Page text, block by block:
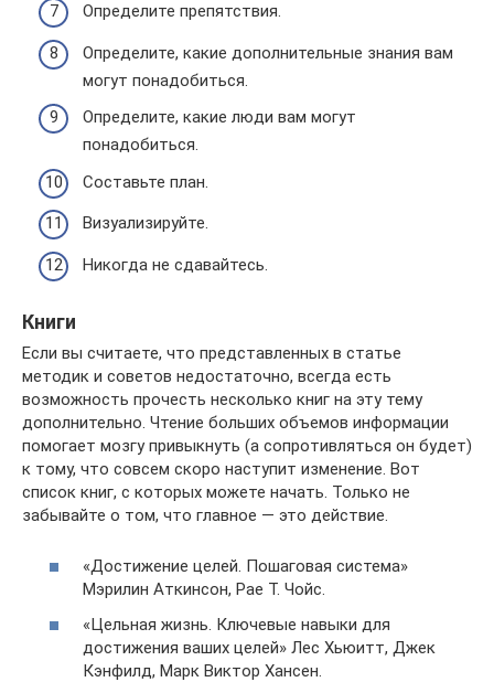
Определите препятствия.
Определите, какие дополнительные знания вам
могут понадобиться.
Определите, какие люди вам могут
понадобиться.
Составьте план.
Визуализируйте.
Никогда не сдавайтесь.
Книги
Если вы считаете, что представленных в статье
методик и советов недостаточно, всегда есть
возможность прочесть несколько книг на эту тему
дополнительно. Чтение больших объемов информации
помогает мозгу привыкнуть (а сопротивляться он будет)
к тому, что совсем скоро наступит изменение. Вот
список книг, с которых можете начать. Только не
забывайте о том, что главное — это действие.
«Достижение целей. Пошаговая система»
Мэрилин Аткинсон, Рае Т. Чойс.
«Цельная жизнь. Ключевые навыки для
достижения ваших целей» Лес Хьюитт, Джек
Кэнфилд, Марк Виктор Хансен.